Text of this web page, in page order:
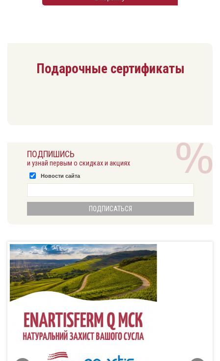
Подарочные сертификаты
ПОДПИШИСЬ
и узнай первым о скидках и акциях
Новости сайта